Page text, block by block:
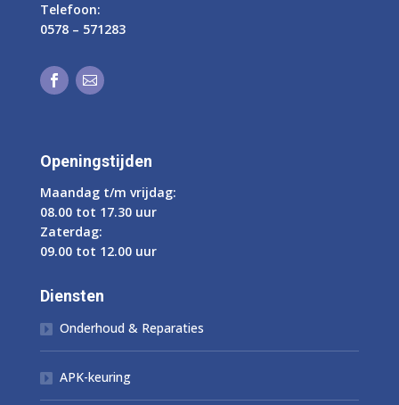
Telefoon:
0578 – 571283
 
Openingstijden
Maandag t/m vrijdag:
08.00 tot 17.30 uur
Zaterdag:
09.00 tot 12.00 uur
Diensten
 Onderhoud & Reparaties
 APK-keuring